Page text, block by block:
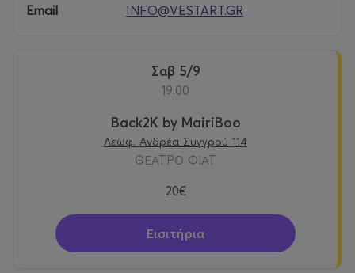
Email
INFO@VESTART.GR
Σαβ 5/9
19:00
Back2K by MairiBoo
Λεωφ. Ανδρέα Συγγρού 114
ΘΕΑΤΡΟ ΦΙΑΤ
20€
Εισιτήρια